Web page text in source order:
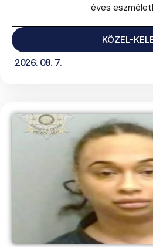
éves
KÖZEL-
2026. 08. 7.